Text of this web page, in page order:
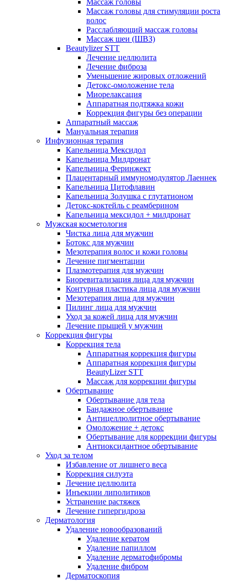
Массаж головы
Массаж головы для стимуляции роста
волос
Расслабляющий массаж головы
Массаж шеи (ШВЗ)
Beautylizer STT
Лечение целлюлита
Лечение фиброза
Уменьшение жировых отложений
Детокс-омоложение тела
Миорелаксация
Аппаратная подтяжка кожи
Коррекция фигуры без операции
Аппаратный массаж
Мануальная терапия
Инфузионная терапия
Капельница Мексидол
Капельница Милдронат
Капельница Феринжект
Плацентарный иммуномодулятор Лаеннек
Капельница Цитофлавин
Капельница Золушка с глутатионом
Детокс-коктейль с реамберином
Капельница мексидол + милдронат
Мужская косметология
Чистка лица для мужчин
Ботокс для мужчин
Мезотерапия волос и кожи головы
Лечение пигментации
Плазмотерапия для мужчин
Биоревитализация лица для мужчин
Контурная пластика лица для мужчин
Мезотерапия лица для мужчин
Пилинг лица для мужчин
Уход за кожей лица для мужчин
Лечение прыщей у мужчин
Коррекция фигуры
Коррекция тела
Аппаратная коррекция фигуры
Аппаратная коррекция фигуры
BeautyLizer STT
Массаж для коррекции фигуры
Обертывание
Обертывание для тела
Бандажное обертывание
Антицеллюлитное обертывание
Омоложение + детокс
Обертывание для коррекции фигуры
Антиоксидантное обертывание
Уход за телом
Избавление от лишнего веса
Коррекция силуэта
Лечение целлюлита
Инъекции липолитиков
Устранение растяжек
Лечение гипергидроза
Дерматология
Удаление новообразований
Удаление кератом
Удаление папиллом
Удаление дерматофибромы
Удаление фибром
Дерматоскопия